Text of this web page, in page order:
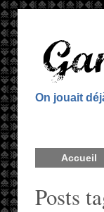
On jouait
Accueil
Posts